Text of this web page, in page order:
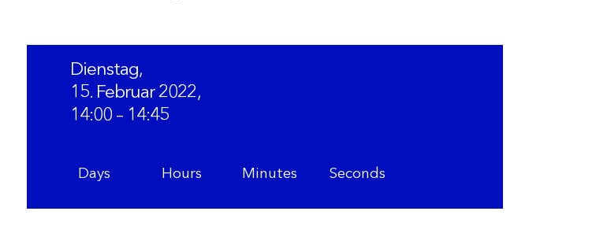
Dienstag,
15. Februar 2022,
14:00 – 14:45
Days Hours Minutes Seconds